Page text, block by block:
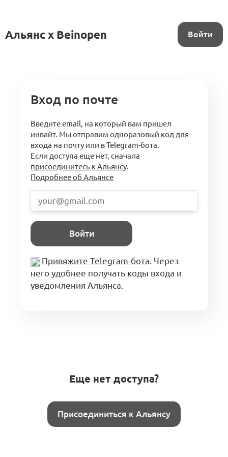
Альянс x Beinopen Войти
Вход по почте
Введите email, на который вам пришел
инвайт. Мы отправим одноразовый код для
входа на почту или в Telegram-бота.
Если доступа еще нет, сначала
присоединитесь к Альянсу.
Подробнее об Альянсе
Войти
Привяжите Telegram-бота. Через
него удобнее получать коды входа и
уведомления Альянса.
Еще нет доступа?
Присоединиться к Альянсу